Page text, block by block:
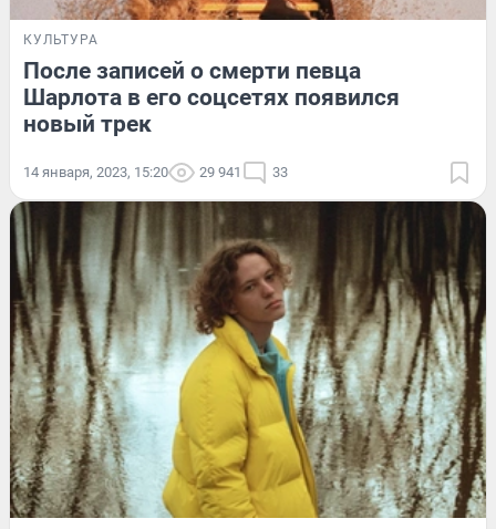
КУЛЬТУРА
После записей о смерти певца
Шарлота в его соцсетях появился
новый трек
14 января, 2023, 15:20 29 941 33